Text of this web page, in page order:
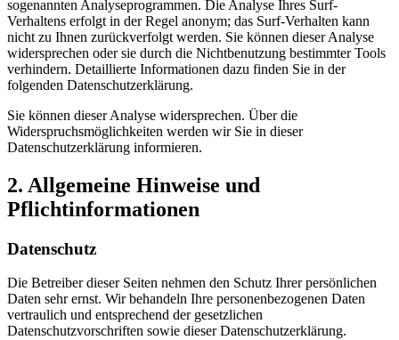
sogenannten Analyseprogrammen. Die Analyse Ihres Surf-
Verhaltens erfolgt in der Regel anonym; das Surf-Verhalten kann
nicht zu Ihnen zurückverfolgt werden. Sie können dieser Analyse
widersprechen oder sie durch die Nichtbenutzung bestimmter Tools
verhindern. Detaillierte Informationen dazu finden Sie in der
folgenden Datenschutzerklärung.
Sie können dieser Analyse widersprechen. Über die
Widerspruchsmöglichkeiten werden wir Sie in dieser
Datenschutzerklärung informieren.
2. Allgemeine Hinweise und
Pflichtinformationen
Datenschutz
Die Betreiber dieser Seiten nehmen den Schutz Ihrer persönlichen
Daten sehr ernst. Wir behandeln Ihre personenbezogenen Daten
vertraulich und entsprechend der gesetzlichen
Datenschutzvorschriften sowie dieser Datenschutzerklärung.